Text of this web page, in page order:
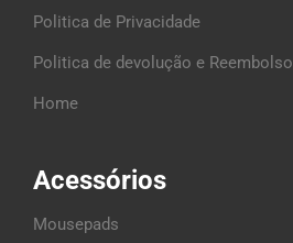
Acessórios
Mousepads
Politica de Privacidade
Politica de devolução e Reembolso
Home